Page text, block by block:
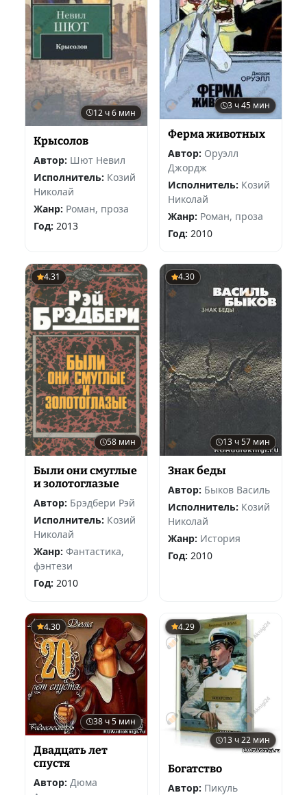
12 ч 6 мин
Крысолов
Автор: Шют Невил
Исполнитель: Козий
Николай
Жанр: Роман, проза
Год: 2013
3 ч 45 мин
Ферма животных
Автор: Оруэлл
Джордж
Исполнитель: Козий
Николай
Жанр: Роман, проза
Год: 2010
4.31
58 мин
Были они смуглые
и золотоглазые
Автор: Брэдбери Рэй
Исполнитель: Козий
Николай
Жанр: Фантастика,
фэнтези
Год: 2010
4.30
13 ч 57 мин
Знак беды
Автор: Быков Василь
Исполнитель: Козий
Николай
Жанр: История
Год: 2010
4.30
38 ч 5 мин
Двадцать лет
спустя
Автор: Дюма
4.29
13 ч 22 мин
Богатство
Автор: Пикуль